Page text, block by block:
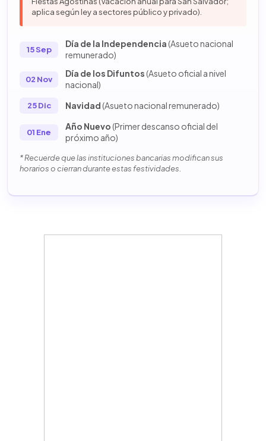
aplica según ley a sectores público y privado).
15 Sep
Día de la Independencia(Asueto nacional
remunerado)
02 Nov
Día de los Difuntos(Asueto oficial a nivel
nacional)
25 Dic Navidad(Asueto nacional remunerado)
01 Ene
Año Nuevo(Primer descanso oficial del
próximo año)
* Recuerde que las instituciones bancarias modifican sus
horarios o cierran durante estas festividades.